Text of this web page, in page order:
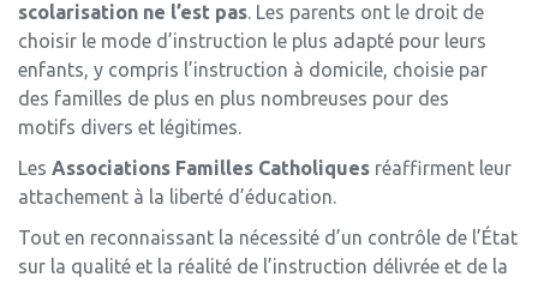
scolarisation ne l’est pas. Les parents ont le droit de
choisir le mode d’instruction le plus adapté pour leurs
enfants, y compris l’instruction à domicile, choisie par
des familles de plus en plus nombreuses pour des
motifs divers et légitimes.
Les Associations Familles Catholiques réaffirment leur
attachement à la liberté d’éducation.
Tout en reconnaissant la nécessité d’un contrôle de l’État
sur la qualité et la réalité de l’instruction délivrée et de la